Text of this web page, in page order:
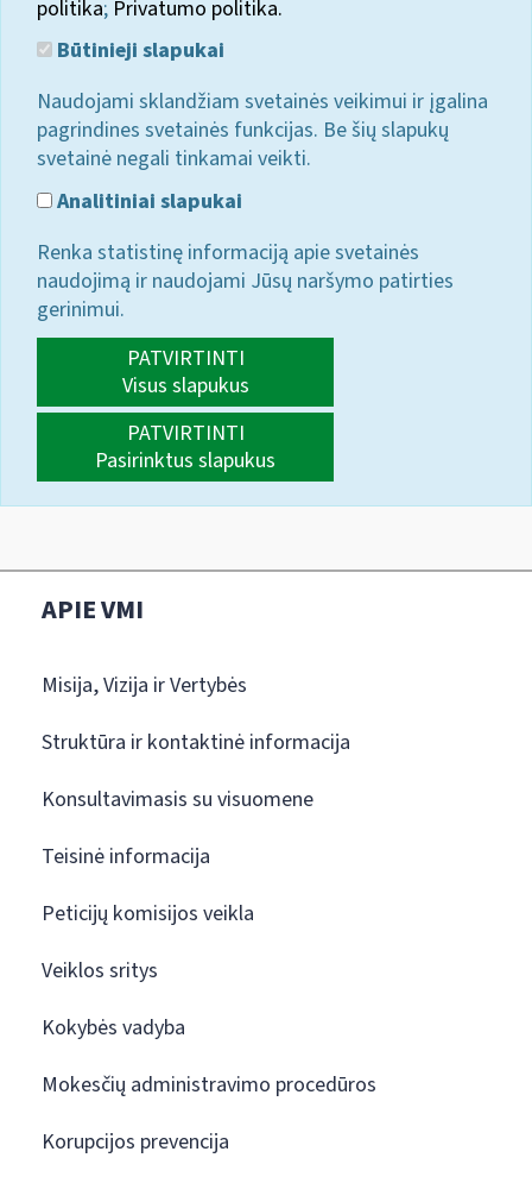
politika; Privatumo politika.
Būtinieji slapukai
Naudojami sklandžiam svetainės veikimui ir įgalina
pagrindines svetainės funkcijas. Be šių slapukų
svetainė negali tinkamai veikti.
Analitiniai slapukai
Renka statistinę informaciją apie svetainės
naudojimą ir naudojami Jūsų naršymo patirties
gerinimui.
PATVIRTINTI
Visus slapukus
PATVIRTINTI
Pasirinktus slapukus
APIE VMI
Misija, Vizija ir Vertybės
Struktūra ir kontaktinė informacija
Konsultavimasis su visuomene
Teisinė informacija
Peticijų komisijos veikla
Veiklos sritys
Kokybės vadyba
Mokesčių administravimo procedūros
Korupcijos prevencija